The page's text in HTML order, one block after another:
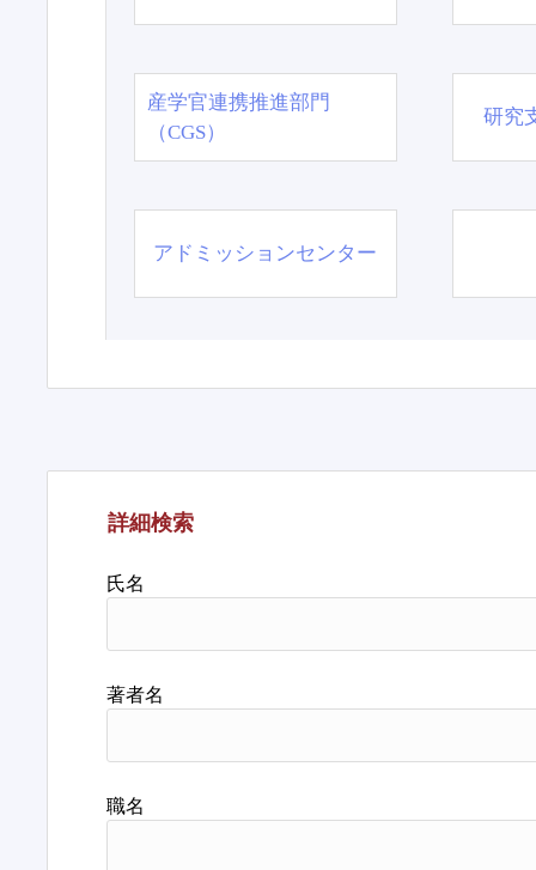
産学官連携推進部門
（CGS）
研究
アドミッションセンター
詳細検索
氏名
著者名
職名